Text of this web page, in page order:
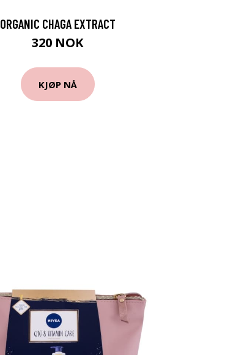
ORGANIC CHAGA EXTRACT
320 NOK
KJØP NÅ